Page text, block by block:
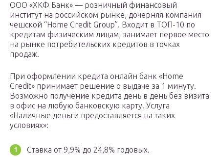
ООО «ХКФ Банк» — розничный финансовый
институт на российском рынке, дочерняя компания
чешской “Home Credit Group”. Входит в ТОП-10 по
кредитам физическим лицам, занимает первое место
на рынке потребительских кредитов в точках
продаж.
При оформлении кредита онлайн банк «Home
Credit» принимает решение о выдаче за 1 минуту.
Возможно получение кредита день в день без визита
в офис на любую банковскую карту. Услуга
«Наличные деньги предоставляется на таких
условиях»:
Ставка от 9,9% до 24,8% годовых.